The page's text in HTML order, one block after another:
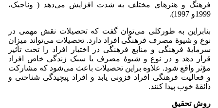
فرهنگ و هنرهای مختلف به شدت افزایش می‌دهد ( ون­اجیک،
1999و 1997).
بنابراین به طورکلی می‌توان گفت که تحصیلات نقش مهمی در
نوع و شیوۀ مصرف فرهنگی افراد دارد. تحصیلات می‌تواند میزان
سرمایۀ فرهنگی و منابع فرهنگی در اختیار افراد را تحت تأثیر
قرار دهد و در نوع و شیوۀ مصرف یا سبک زندگی خاص افراد
مؤثر واقع شود. علاوه براین تحصیلات باعث می‌شود که مشارکت
و فعالیت فرهنگی افراد فزونی یابد و افراد پیچیدگی شناختی و
ذائقۀ خوب پیدا کنند.
روش تحقیق